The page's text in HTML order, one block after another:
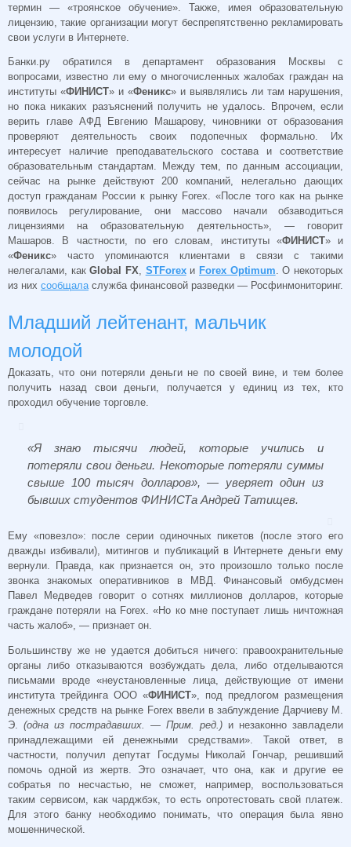
термин — «троянское обучение». Также, имея образовательную
лицензию, такие организации могут беспрепятственно рекламировать
свои услуги в Интернете.
Банки.ру обратился в департамент образования Москвы с
вопросами, известно ли ему о многочисленных жалобах граждан на
институты «ФИНИСТ» и «Феникс» и выявлялись ли там нарушения,
но пока никаких разъяснений получить не удалось. Впрочем, если
верить главе АФД Евгению Машарову, чиновники от образования
проверяют деятельность своих подопечных формально. Их
интересует наличие преподавательского состава и соответствие
образовательным стандартам. Между тем, по данным ассоциации,
сейчас на рынке действуют 200 компаний, нелегально дающих
доступ гражданам России к рынку Forex. «После того как на рынке
появилось регулирование, они массово начали обзаводиться
лицензиями на образовательную деятельность», — говорит
Машаров. В частности, по его словам, институты «ФИНИСТ» и
«Феникс» часто упоминаются клиентами в связи с такими
нелегалами, какGlobal FX, STForexи Forex Optimum. О некоторых
из них сообщаласлужба финансовой разведки — Росфинмониторинг.
Младший лейтенант, мальчик
молодой
Доказать, что они потеряли деньги не по своей вине, и тем более
получить назад свои деньги, получается у единиц из тех, кто
проходил обучение торговле.
«Я знаю тысячи людей, которые учились и
потеряли свои деньги. Некоторые потеряли суммы
свыше 100 тысяч долларов», — уверяет один из
бывших студентов ФИНИСТа Андрей Татищев.
Ему «повезло»: после серии одиночных пикетов (после этого его
дважды избивали), митингов и публикаций в Интернете деньги ему
вернули. Правда, как признается он, это произошло только после
звонка знакомых оперативников в МВД. Финансовый омбудсмен
Павел Медведев говорит о сотнях миллионов долларов, которые
граждане потеряли на Forex. «Но ко мне поступает лишь ничтожная
часть жалоб», — признает он.
Большинству же не удается добиться ничего: правоохранительные
органы либо отказываются возбуждать дела, либо отделываются
письмами вроде «неустановленные лица, действующие от имени
института трейдинга ООО «ФИНИСТ», под предлогом размещения
денежных средств на рынке Forex ввели в заблуждение Дарчиеву М.
Э. (одна из пострадавших. — Прим. ред.) и незаконно завладели
принадлежащими ей денежными средствами». Такой ответ, в
частности, получил депутат Госдумы Николай Гончар, решивший
помочь одной из жертв. Это означает, что она, как и другие ее
собратья по несчастью, не сможет, например, воспользоваться
таким сервисом, как чарджбэк, то есть опротестовать свой платеж.
Для этого банку необходимо понимать, что операция была явно
мошеннической.